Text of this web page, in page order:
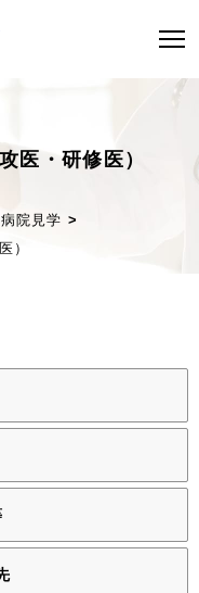
医・研修医）
病院見学
）